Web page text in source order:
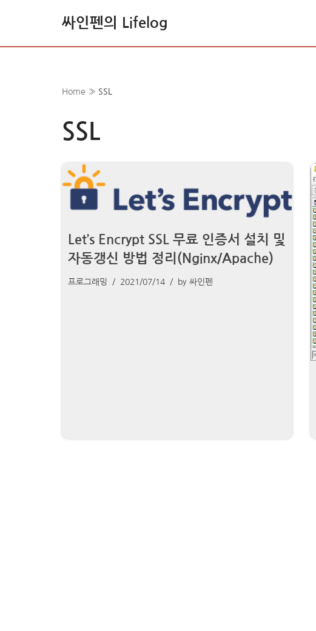
텐
싸인펜의 Lifelog
Home » SSL
SSL
Let’s Encrypt SSL 무료 인증서 설치 및
자동갱신 방법 정리(Nginx/Apache)
프로그래밍 2021/07/14 by 싸인펜